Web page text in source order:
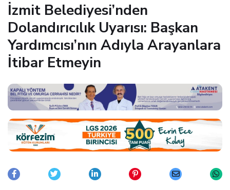
İzmit Belediyesi’nden
Dolandırıcılık Uyarısı: Başkan
Yardımcısı’nın Adıyla Arayanlara
İtibar Etmeyin